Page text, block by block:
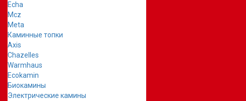
Echa
Mcz
Meta
Каминные топки
Axis
Chazelles
Warmhaus
Ecokamin
Биокамины
Электрические камины